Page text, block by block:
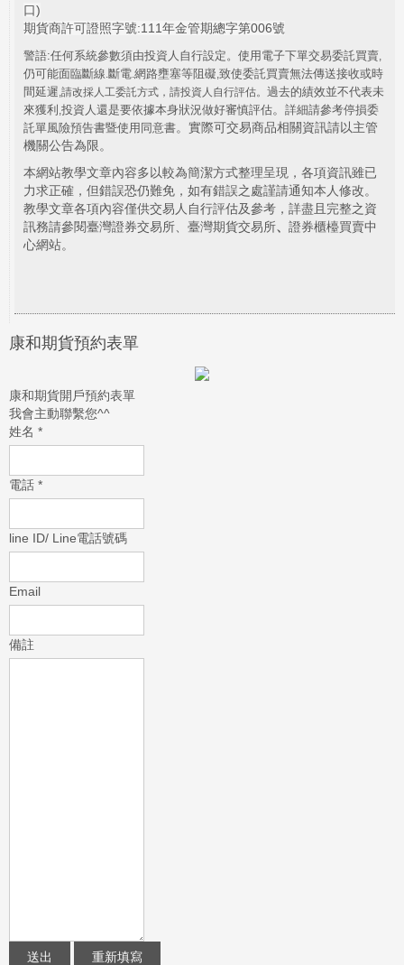
口)
期貨商許可證照字號:111年金管期總字第006號
警語:任何系統參數須由投資人自行設定。使用電子下單交易委託買賣
仍可能面臨斷線 斷電 網路壅塞等阻礙 致使委託買賣無法傳送接收或時
間延遲 請改採人工委託方式，請投資人自行評估。 過去的績效並不代表未
來獲利 投資人還是要依據本身狀況做好審慎評估。 詳細請參考停損委
託單風險預告書暨使用同意書。實際可交易商品相關資訊請以主管
機關公告為限。
本網站教學文章內容多以較為簡潔方式整理呈現，各項資訊雖已
力求正確，但錯誤恐仍難免，如有錯誤之處謹請通知本人修改。
教學文章各項內容僅供交易人自行評估及參考，詳盡且完整之資
訊務請參閱臺灣證券交易所、臺灣期貨交易所、 證券櫃檯買賣中
心網站。
康和期貨預約表單
康和期貨開戶預約表單
我會主動聯繫您^^
姓名 *
電話 *
line ID/ Line電話號碼
Email
備註